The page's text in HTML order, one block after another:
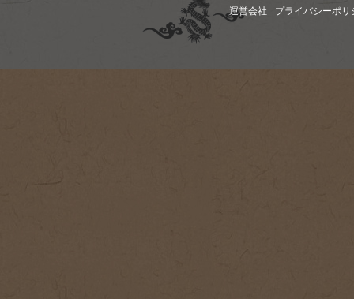
運営会社 プライバシーポリ